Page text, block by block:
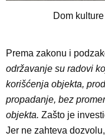
Dom
Prema zakonu i
održavanje su radovi
korišćenja objekta,
propadanje, bez
objekta. Zašto je
Jer ne zahteva dozvolu,